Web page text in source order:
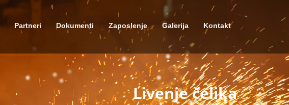
Partneri Dokumenti Zaposlenje Galerija Kontakt
Livenje čelika